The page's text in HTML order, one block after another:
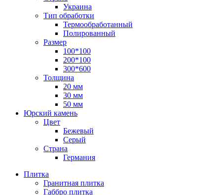
Украина
Тип обработки
Термообработанный
Полированный
Размер
100*100
200*100
300*600
Толщина
20 мм
30 мм
50 мм
Юрский камень
Цвет
Бежевый
Серый
Страна
Германия
Плитка
Гранитная плитка
Габбро плитка